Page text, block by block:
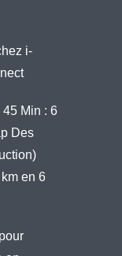
i-
Min : 6
Des
en 6